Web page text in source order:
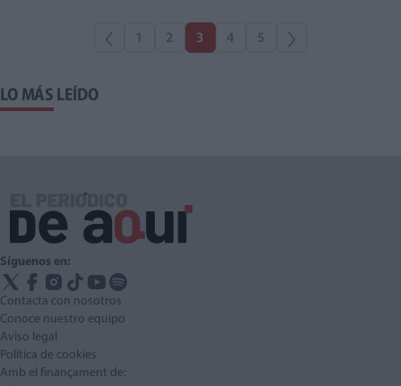
1 2 3 4 5
LO MÁS LEÍDO
Síguenos en:
Contacta con nosotros
Conoce nuestro equipo
Aviso legal
Política de cookies
Amb el finançament de: